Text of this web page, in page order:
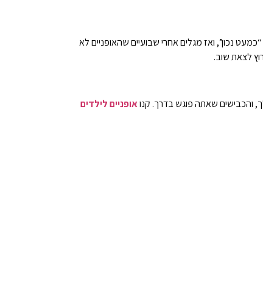
נכון”, ואז מגלים אחרי שבועיים שהאופניים לא
לצאת שוב.
והכבישים שאתה פוגש בדרך. קנואופניים לילדים